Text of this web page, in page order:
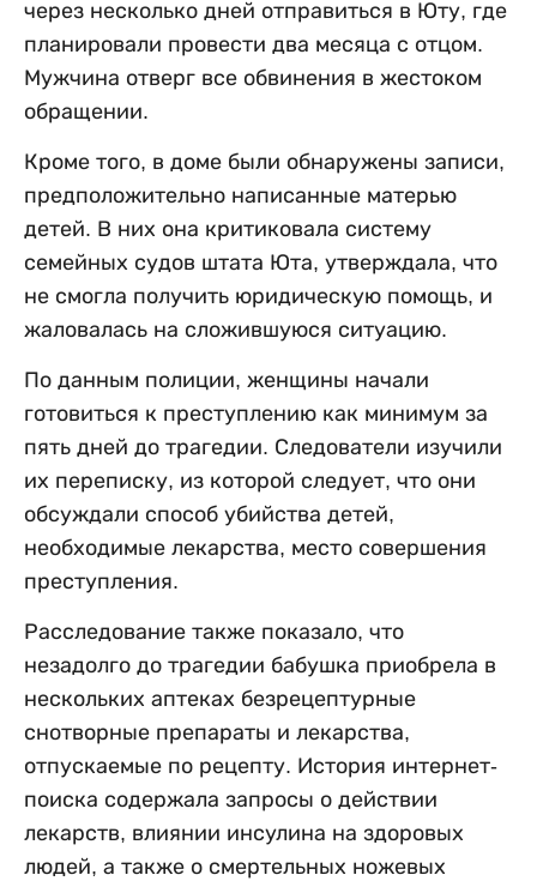
через несколько дней отправиться в Юту, где
планировали провести два месяца с отцом.
Мужчина отверг все обвинения в жестоком
обращении.
Кроме того, в доме были обнаружены записи,
предположительно написанные матерью
детей. В них она критиковала систему
семейных судов штата Юта, утверждала, что
не смогла получить юридическую помощь, и
жаловалась на сложившуюся ситуацию.
По данным полиции, женщины начали
готовиться к преступлению как минимум за
пять дней до трагедии. Следователи изучили
их переписку, из которой следует, что они
обсуждали способ убийства детей,
необходимые лекарства, место совершения
преступления.
Расследование также показало, что
незадолго до трагедии бабушка приобрела в
нескольких аптеках безрецептурные
снотворные препараты и лекарства,
отпускаемые по рецепту. История интернет-
поиска содержала запросы о действии
лекарств, влиянии инсулина на здоровых
людей, а также о смертельных ножевых